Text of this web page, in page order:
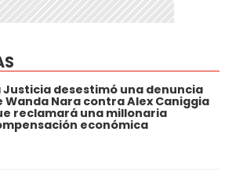
Justicia desestimó una denuncia
Wanda Nara contra Alex Caniggia
reclamará una millonaria
económica